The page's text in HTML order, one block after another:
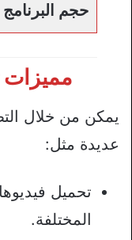
حجم البرنامج
يمكن من خلال
عديدة مثل:
تحميل
المختلفة.